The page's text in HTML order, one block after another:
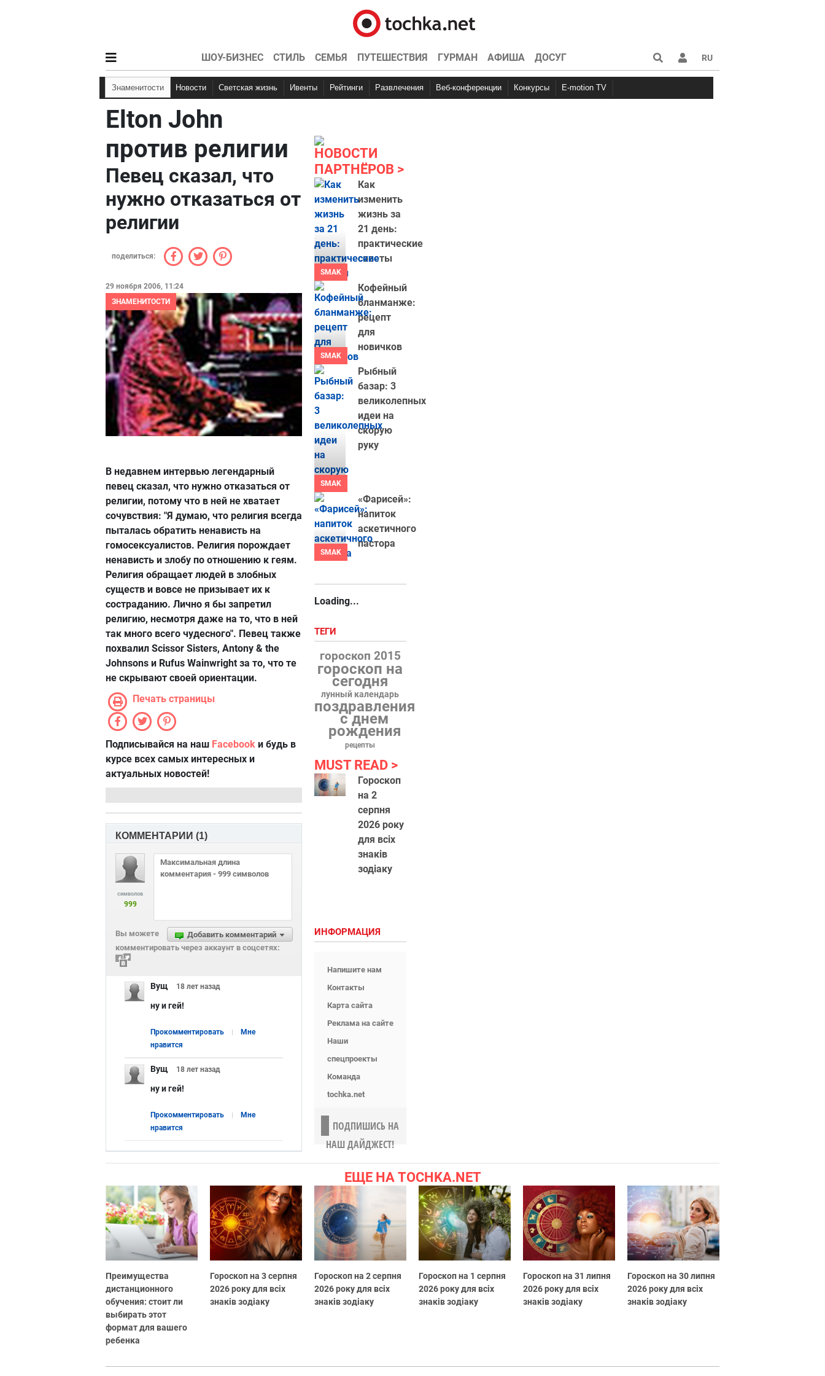
ШОУ-БИЗНЕС СТИЛЬ СЕМЬЯ ПУТЕШЕСТВИЯ ГУРМАН АФИША ДОСУГ RU
Знаменитости Новости Светская жизнь Ивенты Рейтинги Развлечения Веб-конференции Конкурсы E-motion TV
Elton John
против религии
Певец сказал, что
нужно отказаться от
религии
поделиться:
29 ноября 2006, 11:24
ЗНАМЕНИТОСТИ
В недавнем интервью легендарный
певец сказал, что нужно отказаться от
религии, потому что в ней не хватает
сочувствия: "Я думаю, что религия всегда
пыталась обратить ненависть на
гомосексуалистов. Религия порождает
ненависть и злобу по отношению к геям.
Религия обращает людей в злобных
существ и вовсе не призывает их к
состраданию. Лично я бы запретил
религию, несмотря даже на то, что в ней
так много всего чудесного". Певец также
похвалил Scissor Sisters, Antony & the
Johnsons и Rufus Wainwright за то, что те
не скрывают своей ориентации.
Печать страницы
Подписывайся на наш Facebook и будь в
курсе всех самых интересных и
актуальных новостей!
КОММЕНТАРИИ (1)
символов
999
Добавить комментарий
Вы можете
комментировать через аккаунт в соцсетях:
Вущ 18 лет назад
ну и гей!
Прокомментировать
Мне
нравится
Вущ 18 лет назад
ну и гей!
Прокомментировать
Мне
нравится
НОВОСТИ
ПАРТНЁРОВ
SMAK
Как
изменить
жизнь за
21 день:
практические
советы
SMAK
Кофейный
бланманже:
рецепт
для
новичков
SMAK
Рыбный
базар: 3
великолепных
идеи на
скорую
руку
SMAK
«Фарисей»:
напиток
аскетичного
пастора
Loading...
ТЕГИ
гороскоп 2015
гороскоп на
сегодня
лунный календарь
поздравления
с днем
рождения
рецепты
MUST READ
Гороскоп
на 2
серпня
2026 року
для всіх
знаків
зодіаку
ИНФОРМАЦИЯ
Напишите нам
Контакты
Карта сайта
Реклама на сайте
Наши
спецпроекты
Команда
tochka.net
ПОДПИШИСЬ НА
НАШ ДАЙДЖЕСТ!
ЕЩЕ НА TOCHKA.NET
Преимущества
дистанционного
обучения: стоит ли
выбирать этот
формат для вашего
ребенка
Гороскоп на 3 серпня
2026 року для всіх
знаків зодіаку
Гороскоп на 2 серпня
2026 року для всіх
знаків зодіаку
Гороскоп на 1 серпня
2026 року для всіх
знаків зодіаку
Гороскоп на 31 липня
2026 року для всіх
знаків зодіаку
Гороскоп на 30 липня
2026 року для всіх
знаків зодіаку